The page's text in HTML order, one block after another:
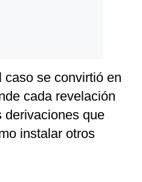
caso se convirtió en
cada revelación
derivaciones que
instalar otros